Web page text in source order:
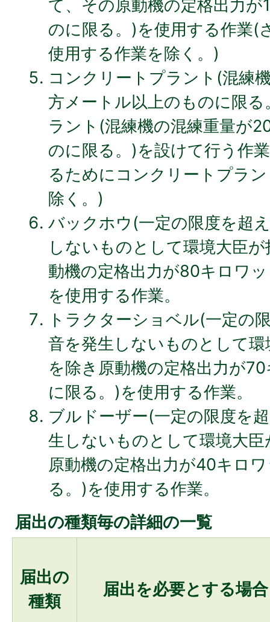
て、その原動機の定格出力
のに限る。)を使用する作業(
使用する作業を除く。)
コンクリートプラント(混練
方メートル以上のものに限
ラント(混練機の混練重量が
のに限る。)を設けて行う作
るためにコンクリートプラ
除く。)
バックホウ(一定の限度を超
しないものとして環境大臣
動機の定格出力が80キロワ
を使用する作業。
トラクターショベル(一定の
音を発生しないものとして
を除き原動機の定格出力が
に限る。)を使用する作業。
ブルドーザー(一定の限度を
生しないものとして環境大
原動機の定格出力が40キロ
る。)を使用する作業。
届出の種類毎の詳細の一覧
届出の
種類
届出を必要とする場合